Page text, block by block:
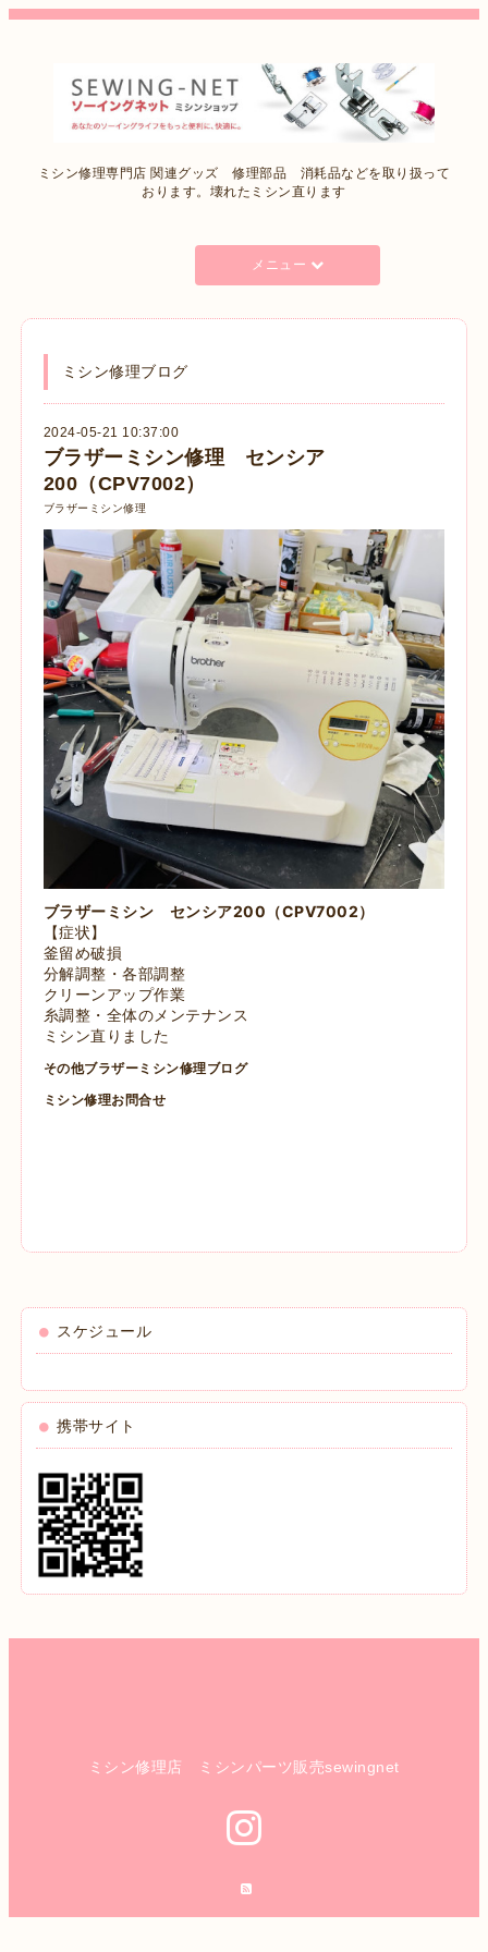
ミシン修理専門店 関連グッズ 修理部品 消耗品などを取り扱って
おります。壊れたミシン直ります
メニュー
ミシン修理ブログ
2024-05-21 10:37:00
ブラザーミシン修理 センシア
200（CPV7002）
ブラザーミシン修理
ブラザーミシン センシア200（CPV7002）
【症状】
釜留め破損
分解調整・各部調整
クリーンアップ作業
糸調整・全体のメンテナンス
ミシン直りました
その他ブラザーミシン修理ブログ
ミシン修理お問合せ
スケジュール
携帯サイト
ミシン修理店 ミシンパーツ販売sewingnet